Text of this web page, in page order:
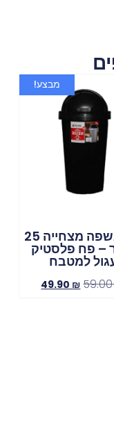
מבצע!
פח אשפה מצחייה 25
– פח פלסטיק
למטבח
49.90 ₪